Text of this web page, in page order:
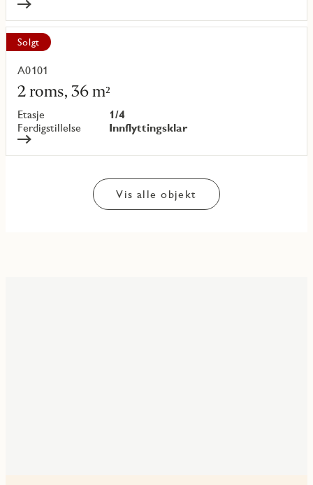
Solgt
A0101
2 roms, 36 m²
Etasje
1/4
Ferdigstillelse
Innflyttingsklar
Les
mer
om
objekt
{objectNumber}
Vis alle objekt